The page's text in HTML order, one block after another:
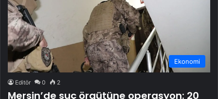
Ekonomi
Editör 0 2
Mersin’de suç örgütüne operasyon: 20